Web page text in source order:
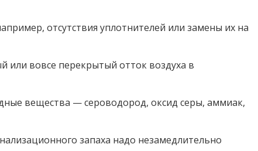
отсутствия уплотнителей или замены их на
или вовсе перекрытый отток воздуха в
вещества — сероводород, оксид серы, аммиак,
запаха надо незамедлительно